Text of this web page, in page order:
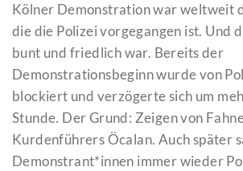
Kölner Demonstration war weltweit
die die Polizei vorgegangen ist. Und
bunt und friedlich war. Bereits der
Demonstrationsbeginn wurde von
blockiert und verzögerte sich um
Stunde. Der Grund: Zeigen von
Kurdenführers Öcalan. Auch später
Demonstrant*innen immer wieder